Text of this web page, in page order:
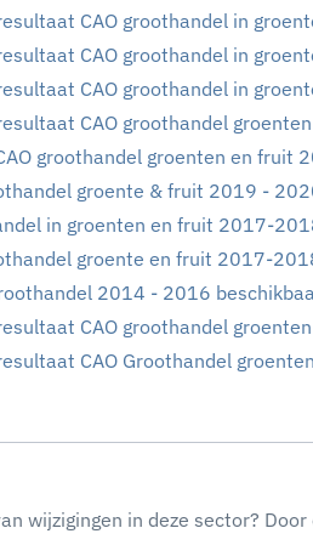
CAO groothandel in
CAO groothandel in
CAO groothandel in
CAO groothandel
groothandel groenten en fruit
groente & fruit 2019 -
in groenten en fruit 2017-
groente en fruit 2017-
2014 - 2016
CAO groothandel
CAO Groothandel
wijzigingen in deze sector?